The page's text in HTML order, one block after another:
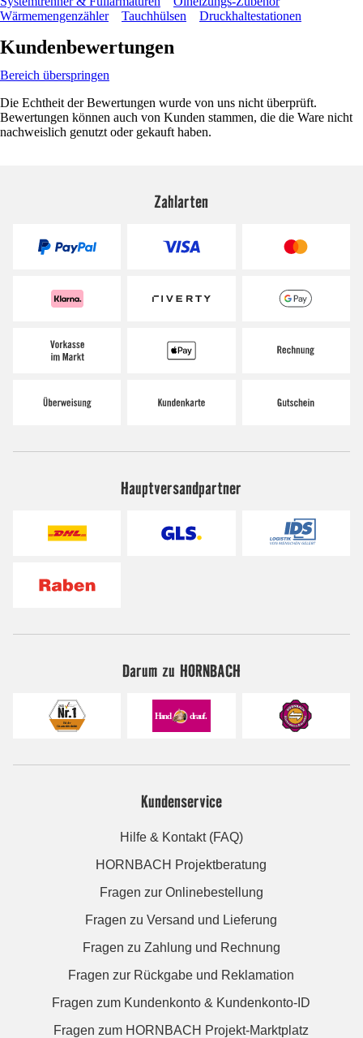
Wärmemengenzähler
Tauchhülsen Druckhaltestationen
Kundenbewertungen
Bereich überspringen
Die Echtheit der Bewertungen wurde von uns nicht überprüft.
Bewertungen können auch von Kunden stammen, die die Ware nicht
nachweislich genutzt oder gekauft haben.
Zahlarten
Hauptversandpartner
Darum zu HORNBACH
Kundenservice
Hilfe & Kontakt (FAQ)
HORNBACH Projektberatung
Fragen zur Onlinebestellung
Fragen zu Versand und Lieferung
Fragen zu Zahlung und Rechnung
Fragen zur Rückgabe und Reklamation
Fragen zum Kundenkonto & Kundenkonto-ID
Fragen zum HORNBACH Projekt-Marktplatz